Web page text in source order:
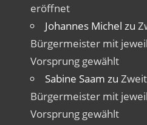
eröffnet
Johannes Michel zu
Bürgermeister mit
Vorsprung gewählt
Sabine Saam zu
Bürgermeister mit
Vorsprung gewählt